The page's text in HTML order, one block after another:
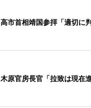
高市首相靖国参拝「適切に
木原官房長官「拉致は現在